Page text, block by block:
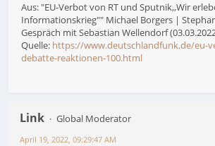
Aus: "EU-Verbot von RT und Sputnik,,Wir
Informationskrieg"" Michael Borgers |
Gespräch mit Sebastian Wellendorf
Quelle: https://www.deutschlandfunk.de/eu-
debatte-reaktionen-100.html
Link
Global Moderator
April 19, 2022, 09:29:47 AM